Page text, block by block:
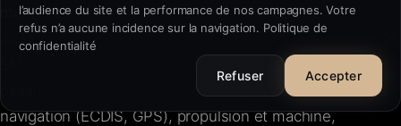
+33 7 89 25 83 77
maritime, au plus tard à la première vérification annuelle
du DOC postérieure au 1ᵉʳ janvier 2021. Concrètement, le
SMS doit identifier, évaluer et maîtriser les risques
pesant sur les systèmes informatiques et opérationnels :
navigation (ECDIS, GPS), propulsion et machine,
l’audience du site et la performance de nos campagnes. Votre
refus n’a aucune incidence sur la navigation. Politique de
confidentialité
Refuser Accepter